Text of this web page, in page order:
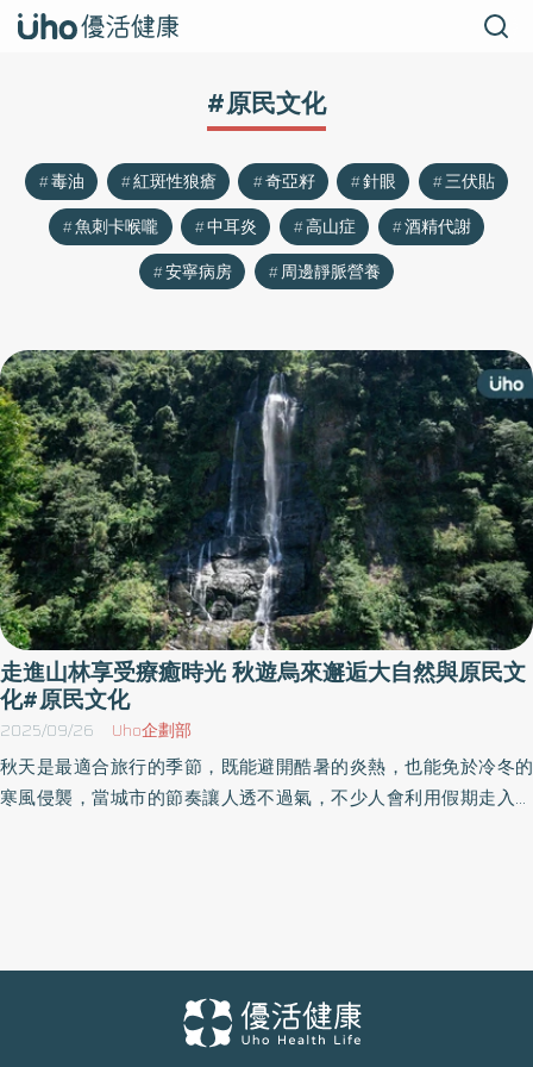
#原民文化
毒油 紅斑性狼瘡 奇亞籽 針眼
三伏貼
魚刺卡喉嚨
中耳炎 高山症
酒精代謝
安寧病房
周邊靜脈營養
走進山林享受療癒時光 秋遊烏來邂逅大自然與原民文
化#原民文化
2025/09/26 Uho企劃部
秋天是最適合旅行的季節，既能避開酷暑的炎熱，也能免於冷冬的
寒風侵襲，當城市的節奏讓人透不過氣，不少人會利用假期走入山
研究顯示，森林浴能有效降低壓力荷爾蒙、促進免疫力，也能改善
睡眠品質，烏來擁有多條親民步道與自然景點，包含平坦好走的信